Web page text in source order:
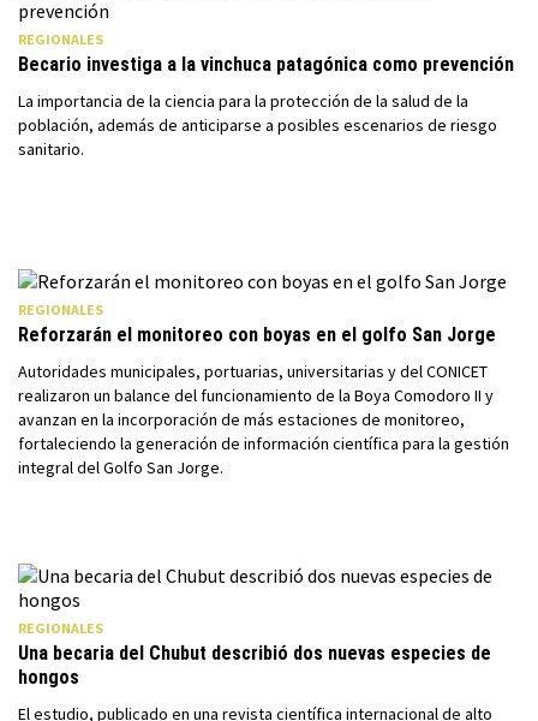
REGIONALES
Becario investiga a la vinchuca patagónica como prevención
La importancia de la ciencia para la protección de la salud de la
población, además de anticiparse a posibles escenarios de riesgo
sanitario.
REGIONALES
Reforzarán el monitoreo con boyas en el golfo San Jorge
Autoridades municipales, portuarias, universitarias y del CONICET
realizaron un balance del funcionamiento de la Boya Comodoro II y
avanzan en la incorporación de más estaciones de monitoreo,
fortaleciendo la generación de información científica para la gestión
integral del Golfo San Jorge.
REGIONALES
Una becaria del Chubut describió dos nuevas especies de
hongos
El estudio, publicado en una revista científica internacional de alto